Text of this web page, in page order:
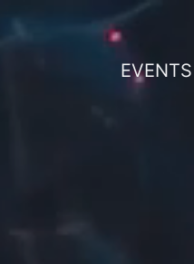
Zum
Inhalt
EVENTS